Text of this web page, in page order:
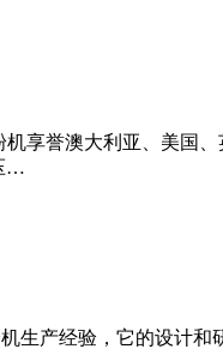
享誉澳大利亚、美国
…
生产经验，它的设计